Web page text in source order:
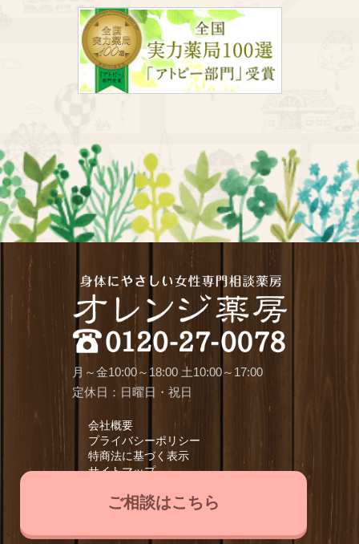
ご相談はこちら
月～金10:00～18:00 土10:00～17:00
定休日：日曜日・祝日
会社概要
プライバシーポリシー
特商法に基づく表示
サイトマップ
All Rights Reserved by Orange-pharmacy